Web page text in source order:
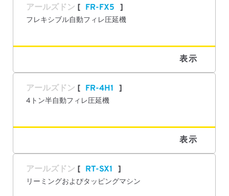
アールズドン FR-FX5
フレキシブル自動フィレ圧延機
表示
アールズドン FR-4H1
4トン半自動フィレ圧延機
表示
アールズドン RT-SX1
リーミングおよびタッピングマシン